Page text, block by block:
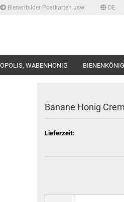
Bienenbilder Postkarten usw. DE
WABENHONIG
Banane Honig
Lieferzeit: